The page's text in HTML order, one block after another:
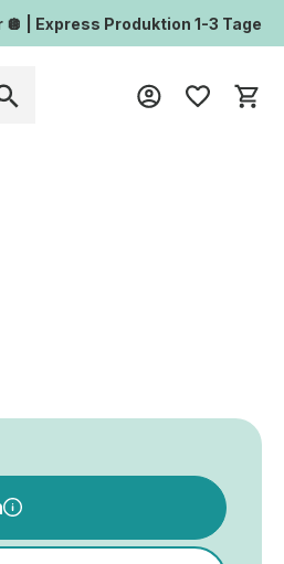
| Express Produktion 1-3 Tage